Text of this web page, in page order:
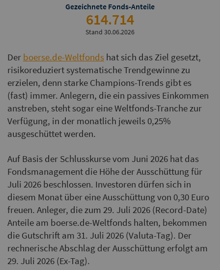
Gezeichnete Fonds-Anteile
614.714
Stand 30.06.2026
Der boerse.de-Weltfonds hat sich das Ziel gesetzt,
risikoreduziert systematische Trendgewinne zu
erzielen, denn starke Champions-Trends gibt es
(fast) immer. Anlegern, die ein passives Einkommen
anstreben, steht sogar eine Weltfonds-Tranche zur
Verfügung, in der monatlich jeweils 0,25%
ausgeschüttet werden.
Auf Basis der Schlusskurse vom Juni 2026 hat das
Fondsmanagement die Höhe der Ausschüttung für
Juli 2026 beschlossen. Investoren dürfen sich in
diesem Monat über eine Ausschüttung von 0,30 Euro
freuen. Anleger, die zum 29. Juli 2026 (Record-Date)
Anteile am boerse.de-Weltfonds halten, bekommen
die Gutschrift am 31. Juli 2026 (Valuta-Tag). Der
rechnerische Abschlag der Ausschüttung erfolgt am
29. Juli 2026 (Ex-Tag).